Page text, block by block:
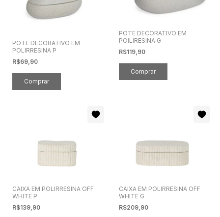
POTE DECORATIVO EM
POLIRRESINA P
R$69,90
POTE DECORATIVO EM
POILIRESINA G
R$119,90
CAIXA EM POLIRRESINA OFF
WHITE P
R$139,90
CAIXA EM POLIRRESINA OFF
WHITE G
R$209,90